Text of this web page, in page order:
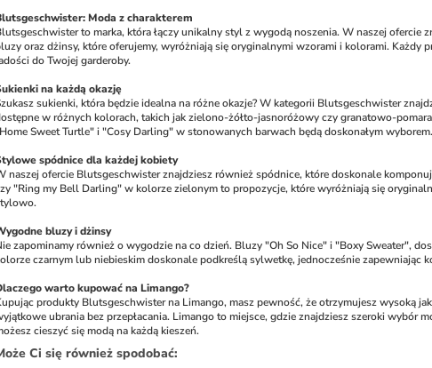
Moda z charakterem
to marka, która łączy unikalny styl z wygodą noszenia. W naszej
oraz dżinsy, które oferujemy, wyróżniają się oryginalnymi wzorami i kolorami.
do Twojej garderoby.
na każdą okazję
sukienki, która będzie idealna na różne okazje? W kategorii Blutsgeschwister
w różnych kolorach, takich jak zielono-żółto-jasnoróżowy czy granatowo-
Sweet Turtle" i "Cosy Darling" w stonowanych barwach będą doskonałym wyborem.
spódnice dla każdej kobiety
naszej ofercie Blutsgeschwister znajdziesz również spódnice, które doskonale
"Ring my Bell Darling" w kolorze zielonym to propozycje, które wyróżniają się
bluzy i dżinsy
zapominamy również o wygodzie na co dzień. Bluzy "Oh So Nice" i "Boxy Sweater",
czarnym lub niebieskim doskonale podkreślą sylwetkę, jednocześnie zapewniając
warto kupować na Limango?
produkty Blutsgeschwister na Limango, masz pewność, że otrzymujesz wysoką
ubrania bez przepłacania. Limango to miejsce, gdzie znajdziesz szeroki wybór
cieszyć się modą na każdą kieszeń.
Ci się również spodobać: